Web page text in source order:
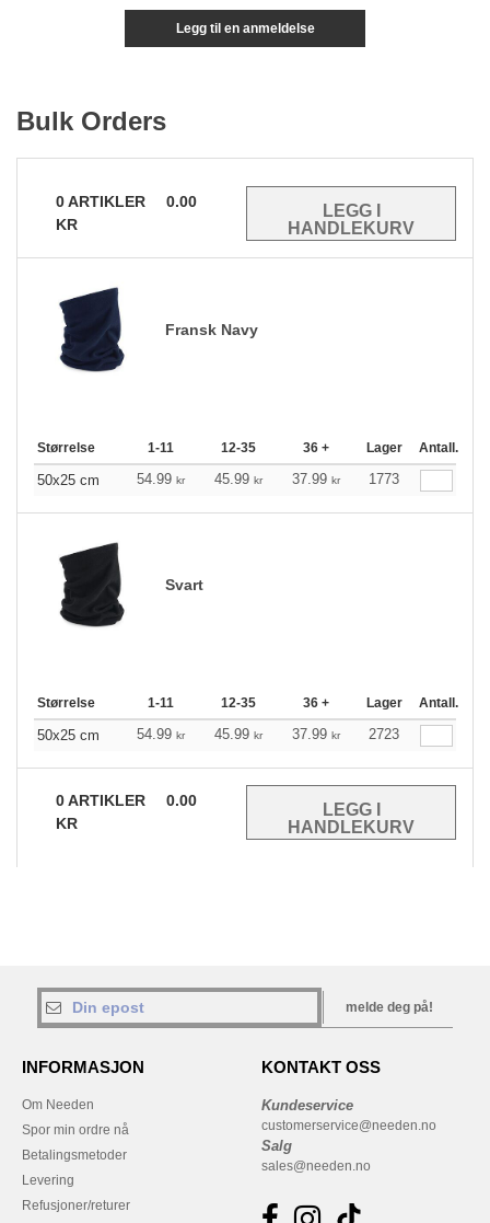
Legg til en anmeldelse
Bulk Orders
0ARTIKLER
0.00
KR
Fransk Navy
Størrelse 1-11 12-35 36 + Lager Antall.
50x25 cm 54.99 kr 45.99 kr 37.99 kr 1773
Svart
Størrelse 1-11 12-35 36 + Lager Antall.
50x25 cm 54.99 kr 45.99 kr 37.99 kr 2723
0ARTIKLER
0.00
KR
melde deg på!
INFORMASJON
Om Needen
Spor min ordre nå
Betalingsmetoder
Levering
Refusjoner/returer
KONTAKT OSS
Kundeservice
customerservice@needen.no
Salg
sales@needen.no